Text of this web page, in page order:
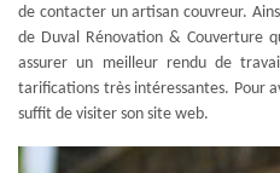
de contacter un artisan couvreur.
de Duval Rénovation & Couverture
assurer un meilleur rendu de
tarifications très intéressantes. Pour
suffit de visiter son site web.